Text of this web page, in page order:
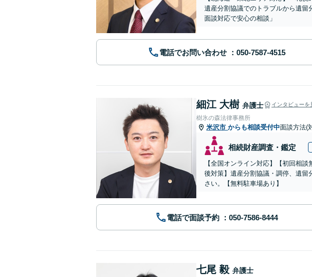
遺産分割協議でのトラブルから遺
面談対応で安心の相談」
電話でお問い合わせ
細江 大樹 弁護士 インタビューを
樹氷の森法律事務所
米沢市 からも相談受付中面談方法(
相続財産調査・鑑定
【全国オンライン対応】【初回相
後対策】遺産分割協議・調停、遺
さい。【無料駐車場あり】
電話で面談予約
七尾 毅 弁護士